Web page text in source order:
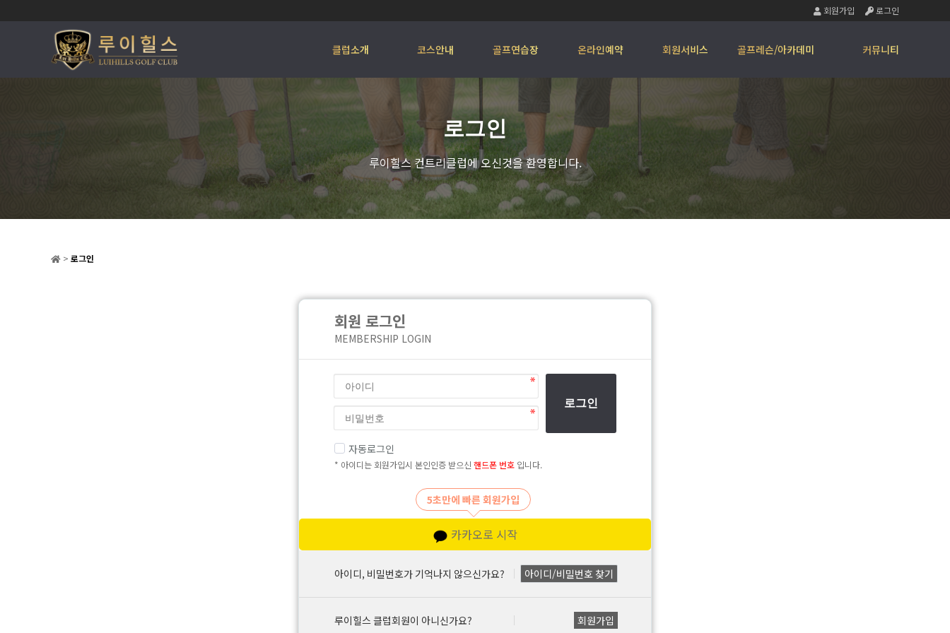
회원가입 로그인
클럽소개 코스안내 골프연습장 온라인예약 회원서비스 골프레슨/아카데미 커뮤니티
로그인
루이힐스 컨트리클럽에 오신것을 환영합니다.
> 로그인
회원 로그인
MEMBERSHIP LOGIN
로그인
자동로그인
* 아이디는 회원가입시 본인인증 받으신 핸드폰 번호 입니다.
카카오로 시작
5초만에 빠른 회원가입
아이디, 비밀번호가 기억나지 않으신가요? 아이디/비밀번호 찾기
루이힐스 클럽회원이 아니신가요? 회원가입